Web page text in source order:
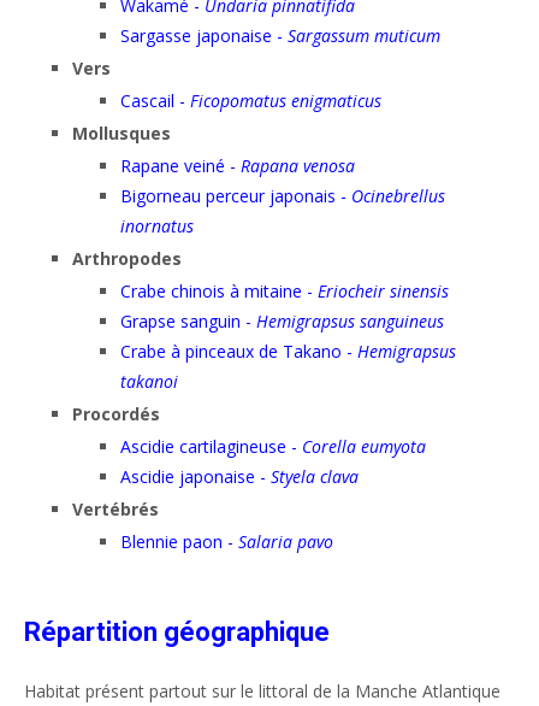
Wakamé - Undaria pinnatifida
Sargasse japonaise - Sargassum muticum
Vers
Cascail - Ficopomatus enigmaticus
Mollusques
Rapane veiné - Rapana venosa
Bigorneau perceur japonais - Ocinebrellus
inornatus
Arthropodes
Crabe chinois à mitaine - Eriocheir sinensis
Grapse sanguin - Hemigrapsus sanguineus
Crabe à pinceaux de Takano - Hemigrapsus
takanoi
Procordés
Ascidie cartilagineuse - Corella eumyota
Ascidie japonaise - Styela clava
Vertébrés
Blennie paon - Salaria pavo
Répartition géographique
Habitat présent partout sur le littoral de la Manche Atlantique